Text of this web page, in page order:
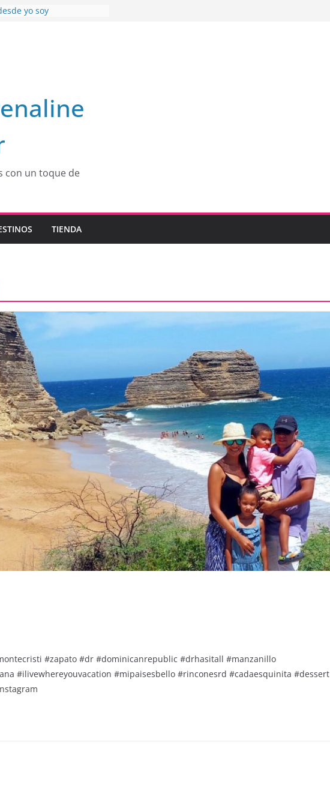
yo soy
DEL CACAO: Excelente
AL NATURALSHH !!
con un toque de
TIENDA
#zapato #dr #dominicanrepublic #drhasitall #manzanillo
#ilivewhereyouvacation #mipaisesbello #rinconesrd #cadaesquinita #dessert